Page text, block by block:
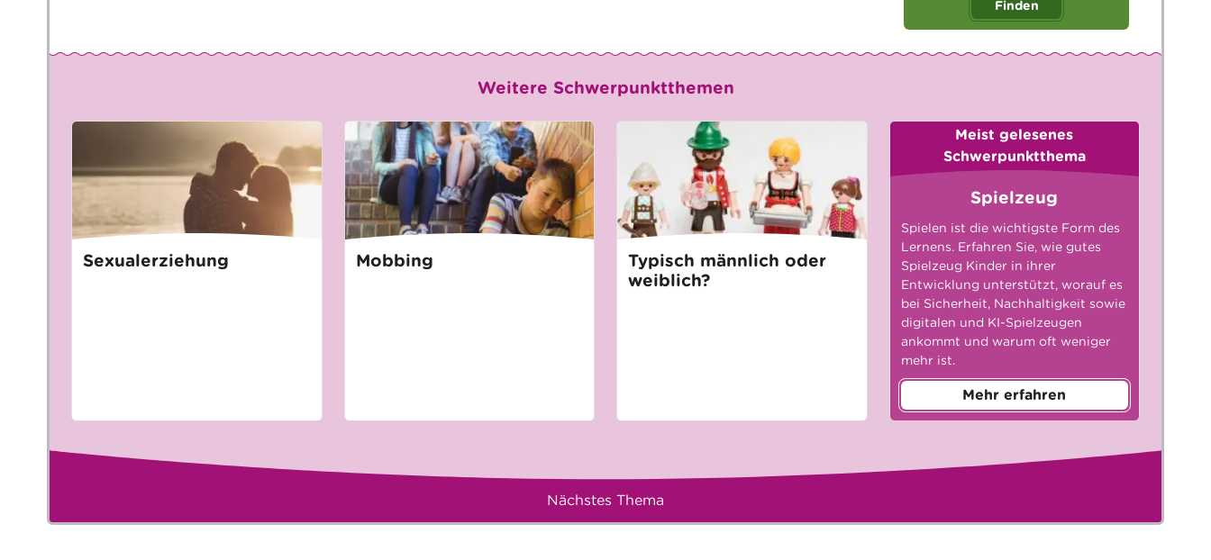
Finden
Weitere Schwerpunktthemen
Sexualerziehung Mobbing
Typisch männlich oder
weiblich?
Meist gelesenes
Schwerpunktthema
Spielzeug
Spielen ist die wichtigste Form des
Lernens. Erfahren Sie, wie gutes
Spielzeug Kinder in ihrer
Entwicklung unterstützt, worauf es
bei Sicherheit, Nachhaltigkeit sowie
digitalen und KI-Spielzeugen
ankommt und warum oft weniger
mehr ist.
Mehr erfahren
Nächstes Thema